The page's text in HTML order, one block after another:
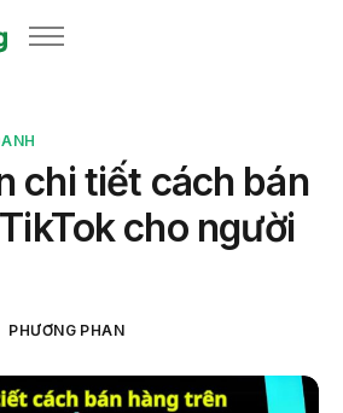
chi tiết cách bán
cho người
PHƯƠNG PHAN